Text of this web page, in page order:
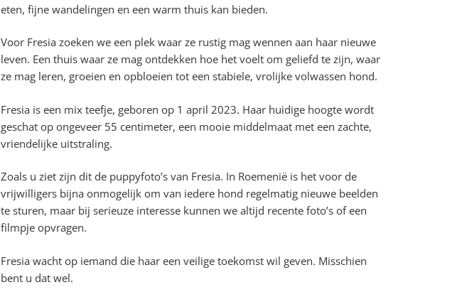
eten, fijne wandelingen en een warm thuis kan bieden.
Voor Fresia zoeken we een plek waar ze rustig mag wennen aan haar nieuwe
leven. Een thuis waar ze mag ontdekken hoe het voelt om geliefd te zijn, waar
ze mag leren, groeien en opbloeien tot een stabiele, vrolijke volwassen hond.
Fresia is een mix teefje, geboren op 1 april 2023. Haar huidige hoogte wordt
geschat op ongeveer 55 centimeter, een mooie middelmaat met een zachte,
vriendelijke uitstraling.
Zoals u ziet zijn dit de puppyfoto’s van Fresia. In Roemenië is het voor de
vrijwilligers bijna onmogelijk om van iedere hond regelmatig nieuwe beelden
te sturen, maar bij serieuze interesse kunnen we altijd recente foto’s of een
filmpje opvragen.
Fresia wacht op iemand die haar een veilige toekomst wil geven. Misschien
bent u dat wel.